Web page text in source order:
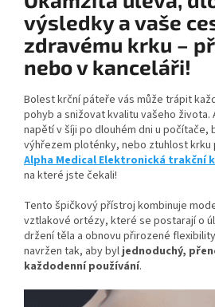
výsledky a vaše
zdravému krku –
nebo v kanceláři!
Bolest krční páteře vás může trápit
pohyb a snižovat kvalitu vašeho života.
napětí v šíji po dlouhém dni u počítače,
výhřezem ploténky, nebo ztuhlost krku
Alpha Medical Elektronická trakční
na které jste čekali!
Tento špičkový přístroj kombinuje
vztlakové ortézy, které se postarají o
držení těla a obnovu přirozené
navržen tak, aby byl jednoduchý,
každodenní používání.